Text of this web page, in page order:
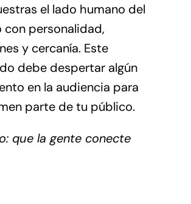
el lado humano del
con personalidad,
y cercanía. Este
debe despertar algún
en la audiencia para
parte de tu público.
que la gente conecte